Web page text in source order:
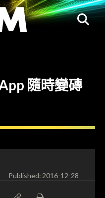
隨時變磚
Published:2016-12-28